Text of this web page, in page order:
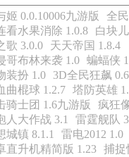
姬 0.0.10006九游版
全
看水果消除 1.0.8
白块
歌 3.0.0
天天帝国 1.8.4
哥布林来袭 1.0 蝙蝠侠
装扮 1.0
3D全民狂飙
曲棍球 1.2.7 塔防英雄
骑士团 1.6九游版
疯狂
人大作战 3.1
雷霆舰队
城镇 8.1.1
雷电2012 1.0
直升机精简版 1.23 捕捉